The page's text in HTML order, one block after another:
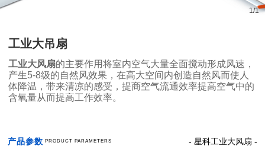
1/1
工业大吊扇
工业大风扇的主要作用将室内空气大量全面搅动形成风速，
产生5-8级的自然风效果，在高大空间内创造自然风而使人
体降温，带来清凉的感受，提商空气流通效率提高空气中的
含氧量从而提高工作效率。
产品参数 PRODUCT PARAMETERS - 星科工业大风扇 -